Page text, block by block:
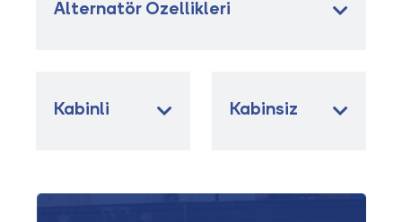
Alternatör Özellikleri
Kabinli Kabinsiz